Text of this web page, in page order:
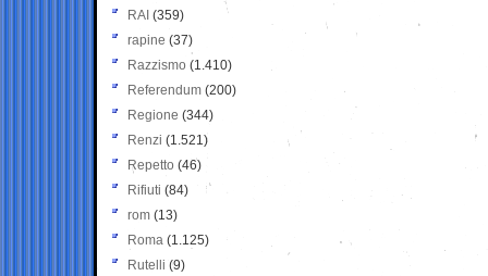
RAI (359)
rapine (37)
Razzismo (1.410)
Referendum (200)
Regione (344)
Renzi (1.521)
Repetto (46)
Rifiuti (84)
rom (13)
Roma (1.125)
Rutelli (9)